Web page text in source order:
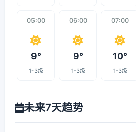
05:00
9°
1-3级
06:00
9°
1-3级
07:00
10°
1-3级
未来7天趋势